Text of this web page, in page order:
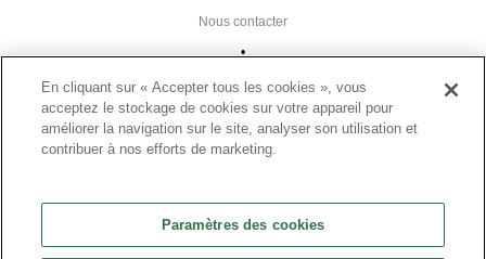
Plan du site
•
Liens utiles
•
Nous contacter
FAQ
•
En cliquant sur « Accepter tous les cookies », vous
acceptez le stockage de cookies sur votre appareil pour
améliorer la navigation sur le site, analyser son utilisation et
contribuer à nos efforts de marketing.
Paramètres des cookies